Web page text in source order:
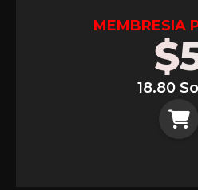
MEMBRESIA
$
18.80